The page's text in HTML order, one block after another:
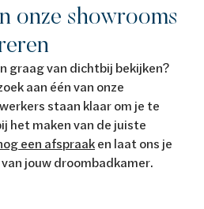
onze showrooms
graag van dichtbij bekijken?
aan één van onze
staan klaar om je te
het maken van de juiste
een afspraaken laat ons je
jouw droombadkamer.